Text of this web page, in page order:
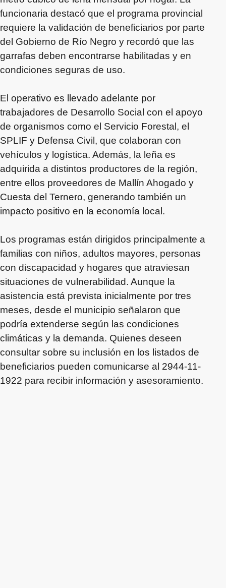
funcionaria destacó que el programa provincial
requiere la validación de beneficiarios por parte
del Gobierno de Río Negro y recordó que las
garrafas deben encontrarse habilitadas y en
condiciones seguras de uso.
El operativo es llevado adelante por
trabajadores de Desarrollo Social con el apoyo
de organismos como el Servicio Forestal, el
SPLIF y Defensa Civil, que colaboran con
vehículos y logística. Además, la leña es
adquirida a distintos productores de la región,
entre ellos proveedores de Mallín Ahogado y
Cuesta del Ternero, generando también un
impacto positivo en la economía local.
Los programas están dirigidos principalmente a
familias con niños, adultos mayores, personas
con discapacidad y hogares que atraviesan
situaciones de vulnerabilidad. Aunque la
asistencia está prevista inicialmente por tres
meses, desde el municipio señalaron que
podría extenderse según las condiciones
climáticas y la demanda. Quienes deseen
consultar sobre su inclusión en los listados de
beneficiarios pueden comunicarse al 2944-11-
1922 para recibir información y asesoramiento.